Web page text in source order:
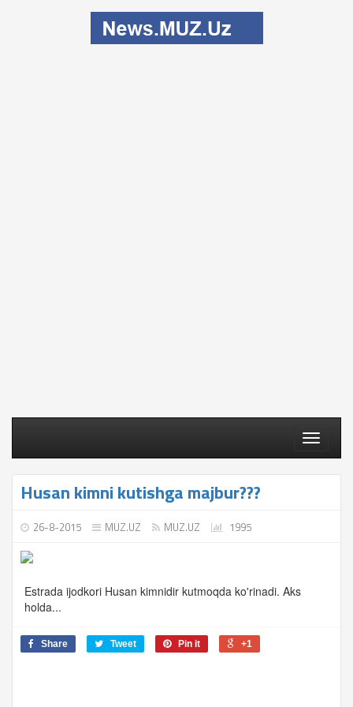
Toggle
Husan kimni kutishga majbur???
26-8-2015 MUZ.UZ MUZ.UZ 1995
Estrada ijodkori Husan kimnidir kutmoqda ko'rinadi. Aks
holda...
Share Tweet Pin it +1